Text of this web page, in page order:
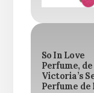
So In Love
Perfume, de
Victoria’s
Perfume de